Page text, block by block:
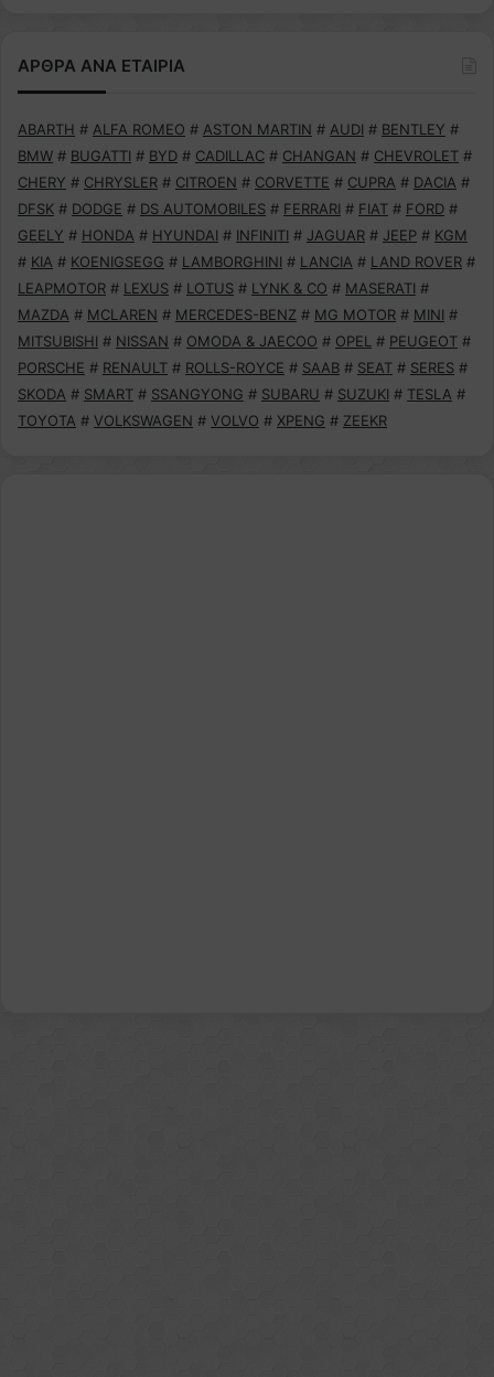
ΑΡΘΡΑ ΑΝΑ ΕΤΑΙΡΙΑ
ABARTH # ALFA ROMEO # ASTON MARTIN # AUDI # BENTLEY #
BMW # BUGATTI # BYD # CADILLAC # CHANGAN # CHEVROLET #
CHERY # CHRYSLER # CITROEN # CORVETTE # CUPRA # DACIA #
DFSK # DODGE # DS AUTOMOBILES # FERRARI # FIAT # FORD #
GEELY # HONDA # HYUNDAI # INFINITI # JAGUAR # JEEP # KGM
# KIA # KOENIGSEGG # LAMBORGHINI # LANCIA # LAND ROVER #
LEAPMOTOR # LEXUS # LOTUS # LYNK & CO # MASERATI #
MAZDA # MCLAREN # MERCEDES-BENZ # MG MOTOR # MINI #
MITSUBISHI # NISSAN # OMODA & JAECOO # OPEL # PEUGEOT #
PORSCHE # RENAULT # ROLLS-ROYCE # SAAB # SEAT # SERES #
SKODA # SMART # SSANGYONG # SUBARU # SUZUKI # TESLA #
TOYOTA # VOLKSWAGEN # VOLVO # XPENG # ZEEKR